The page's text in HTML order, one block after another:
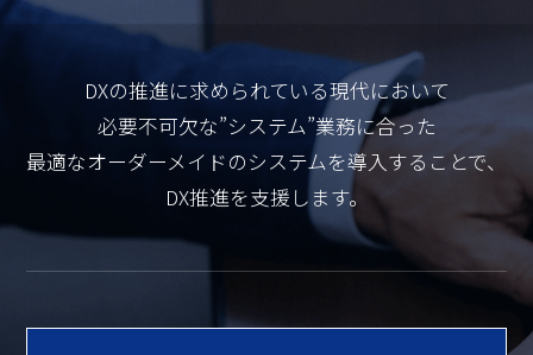
DXの推進に求められている現代において
必要不可欠な”システム”業務に合った
最適なオーダーメイドのシステムを導入することで、
DX推進を支援します。